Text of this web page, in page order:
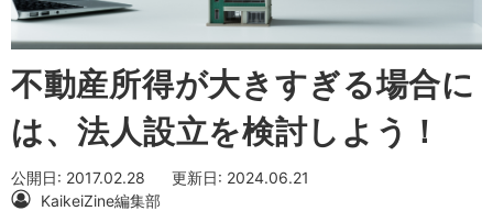
不動産所得が大きすぎる場合に
は、法人設立を検討しよう！
公開日: 2017.02.28
更新日: 2024.06.21
KaikeiZine編集部